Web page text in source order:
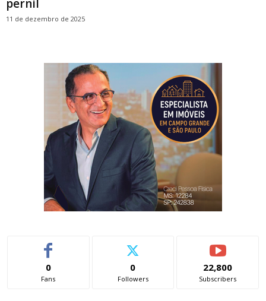
pernil
11 de dezembro de 2025
0
Fans
0
Followers
22,800
Subscribers